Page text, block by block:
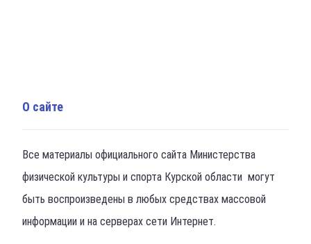
О сайте
Все материалы официального сайта Министерства
физической культуры и спорта Курской области могут
быть воспроизведены в любых средствах массовой
информации и на серверах сети Интернет.